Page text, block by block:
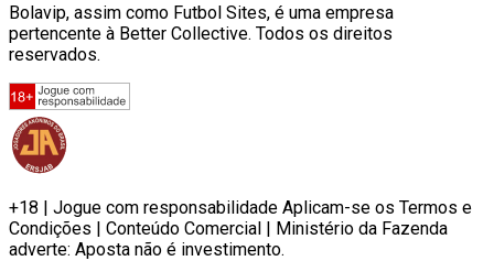
Bolavip, assim como Futbol Sites, é uma empresa
pertencente à Better Collective. Todos os direitos
reservados.
+18 | Jogue com responsabilidade Aplicam-se os Termos e
Condições | Conteúdo Comercial | Ministério da Fazenda
adverte: Aposta não é investimento.